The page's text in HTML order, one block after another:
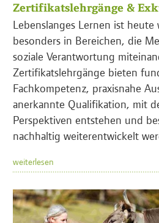
Zertifikatslehrgänge &
Lebenslanges Lernen ist
besonders in Bereichen, die
soziale Verantwortung
Zertifikatslehrgänge bieten
Fachkompetenz, praxisnahe
anerkannte Qualifikation, mit
Perspektiven entstehen und
nachhaltig weiterentwickelt
weiterlesen